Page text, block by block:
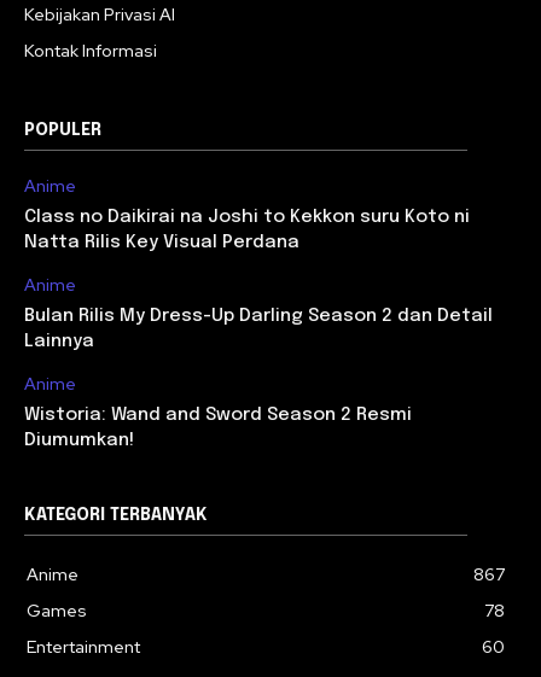
Kebijakan Privasi AI
Kontak Informasi
POPULER
Anime
Class no Daikirai na Joshi to Kekkon suru Koto ni
Natta Rilis Key Visual Perdana
Anime
Bulan Rilis My Dress-Up Darling Season 2 dan Detail
Lainnya
Anime
Wistoria: Wand and Sword Season 2 Resmi
Diumumkan!
KATEGORI TERBANYAK
Anime
867
Games
78
Entertainment
60